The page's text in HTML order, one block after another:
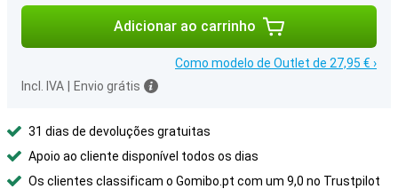
Adicionar ao carrinho
Como modelo de Outlet de 27,95 € ›
Incl. IVA
Envio grátis
31 dias de devoluções gratuitas
Apoio ao cliente disponível todos os dias
Os clientes classificam o Gomibo.pt com um 9,0 no Trustpilot